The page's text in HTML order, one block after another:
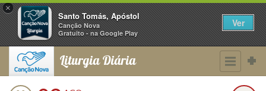
×
Santo Tomás, Apóstol
Canção Nova
Gratuito - na Google Play
Ver
Liturgia Diária